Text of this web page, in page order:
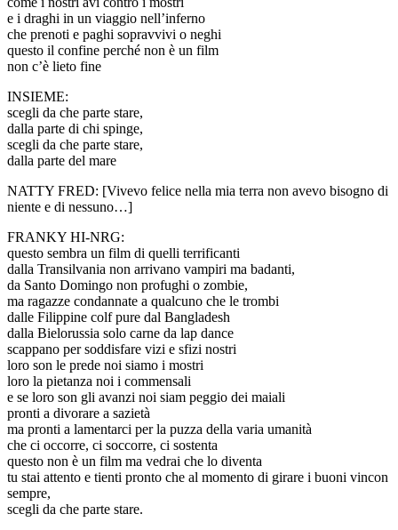
e i draghi in un viaggio nell’inferno
che prenoti e paghi sopravvivi o neghi
questo il confine perché non è un film
non c’è lieto fine
INSIEME:
scegli da che parte stare,
dalla parte di chi spinge,
scegli da che parte stare,
dalla parte del mare
NATTY FRED: [Vivevo felice nella mia terra non avevo bisogno di
niente e di nessuno…]
FRANKY HI-NRG:
questo sembra un film di quelli terrificanti
dalla Transilvania non arrivano vampiri ma badanti,
da Santo Domingo non profughi o zombie,
ma ragazze condannate a qualcuno che le trombi
dalle Filippine colf pure dal Bangladesh
dalla Bielorussia solo carne da lap dance
scappano per soddisfare vizi e sfizi nostri
loro son le prede noi siamo i mostri
loro la pietanza noi i commensali
e se loro son gli avanzi noi siam peggio dei maiali
pronti a divorare a sazietà
ma pronti a lamentarci per la puzza della varia umanità
che ci occorre, ci soccorre, ci sostenta
questo non è un film ma vedrai che lo diventa
tu stai attento e tienti pronto che al momento di girare i buoni vincon
sempre,
scegli da che parte stare.